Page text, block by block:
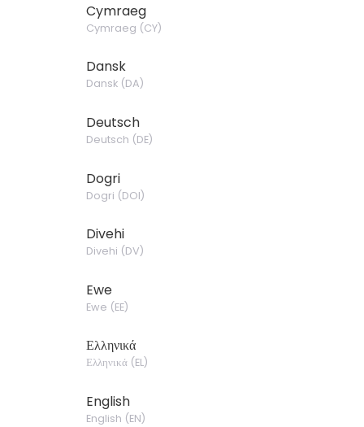
Cymraeg
Cymraeg (CY)
Dansk
Dansk(DA)
Deutsch
Deutsch (DE)
Dogri
Dogri (DOI)
Divehi
Divehi (DV)
Ewe
Ewe (EE)
Ελληνικά
Ελληνικά(EL)
English
English (EN)